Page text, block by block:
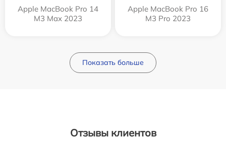
Apple MacBook Pro 14
M3 Max 2023
Apple MacBook Pro 16
M3 Pro 2023
Показать больше
Отзывы клиентов